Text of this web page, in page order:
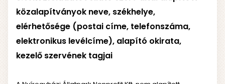
közalapítványok neve, székhelye,
elérhetősége (postai címe, telefonszáma,
elektronikus levélcíme), alapító okirata,
kezelő szervének tagjai